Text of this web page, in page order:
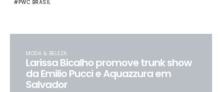
PWC BRASIL
MODA & BELEZA
Larissa Bicalho promove trunk show
da Emilio Pucci e Aquazzura em
Salvador